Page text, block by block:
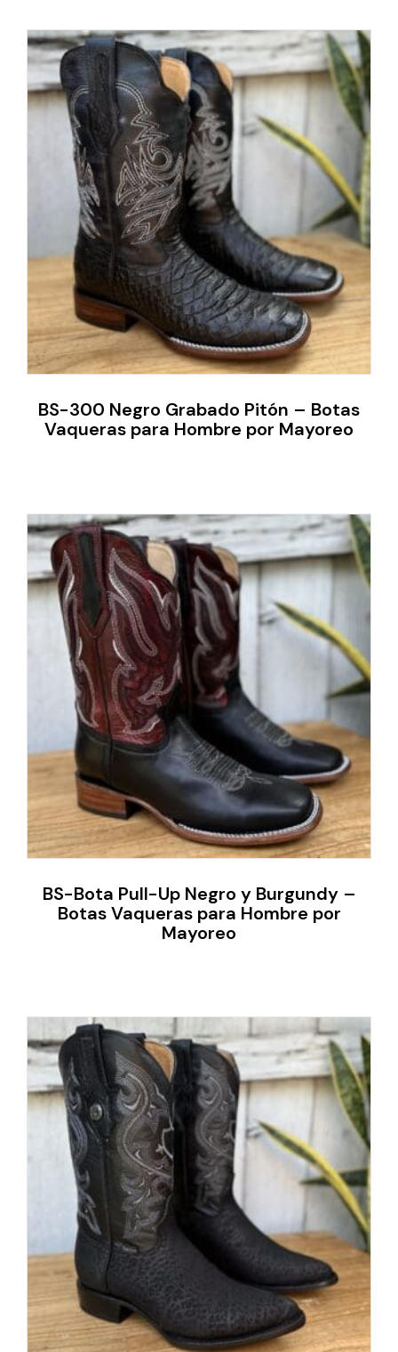
BS-300 Negro Grabado Pitón – Botas
Vaqueras para Hombre por Mayoreo
BS-Bota Pull-Up Negro y Burgundy –
Botas Vaqueras para Hombre por
Mayoreo